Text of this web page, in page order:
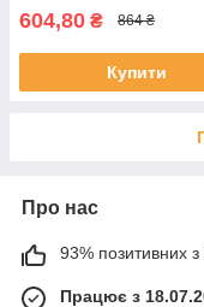
604,80 ₴ 864 ₴
Купити
Про нас
93% позитивних з
Працює з